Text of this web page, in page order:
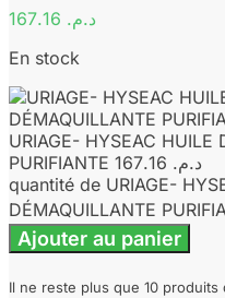
د.م.
En stock
URIAGE- HYSEAC HUILE
PURIFIANTE
د.م.
quantité de URIAGE-
DÉMAQUILLANTE
Ajouter au panier
Il ne reste plus que 10 produits